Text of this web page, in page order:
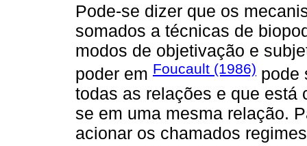
Pode-se dizer que os
somados a técnicas de
modos de objetivação e
poder em Foucault (1986) pode
todas as relações e que está
se em uma mesma relação.
acionar os chamados